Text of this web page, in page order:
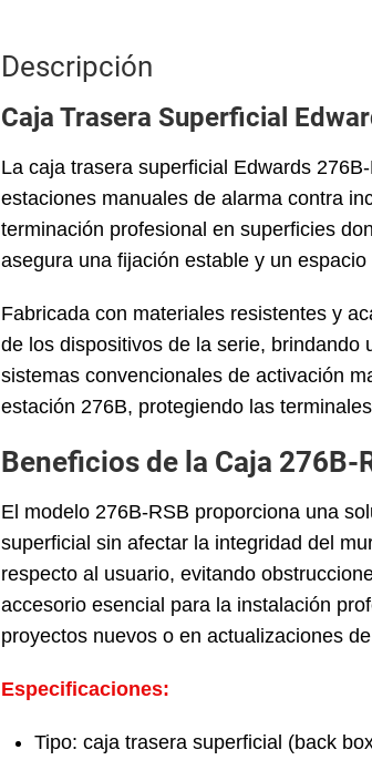
Descripción
Caja Trasera Superficial
La caja trasera superficial Edwards
estaciones manuales de alarma contra
terminación profesional en superficies
asegura una fijación estable y un
Fabricada con materiales resistentes y
de los dispositivos de la serie, brindando
sistemas convencionales de activación
estación 276B, protegiendo las
Beneficios de la Caja 276B-
El modelo 276B-RSB proporciona una
superficial sin afectar la integridad del
respecto al usuario, evitando
accesorio esencial para la instalación
proyectos nuevos o en actualizaciones
Especificaciones:
Tipo: caja trasera superficial (back